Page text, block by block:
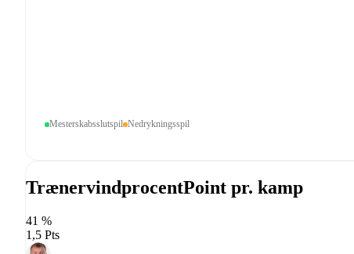
Mesterskabsslutspil Nedrykningsspil
TrænervindprocentPoint pr. kamp
41 %
1,5 Pts